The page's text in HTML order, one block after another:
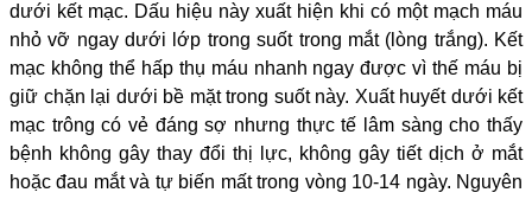
dưới kết mạc. Dấu hiệu này xuất hiện khi có một mạch máu
nhỏ vỡ ngay dưới lớp trong suốt trong mắt (lòng trắng). Kết
mạc không thể hấp thụ máu nhanh ngay được vì thế máu bị
giữ chặn lại dưới bề mặt trong suốt này. Xuất huyết dưới kết
mạc trông có vẻ đáng sợ nhưng thực tế lâm sàng cho thấy
bệnh không gây thay đổi thị lực, không gây tiết dịch ở mắt
hoặc đau mắt và tự biến mất trong vòng 10-14 ngày. Nguyên